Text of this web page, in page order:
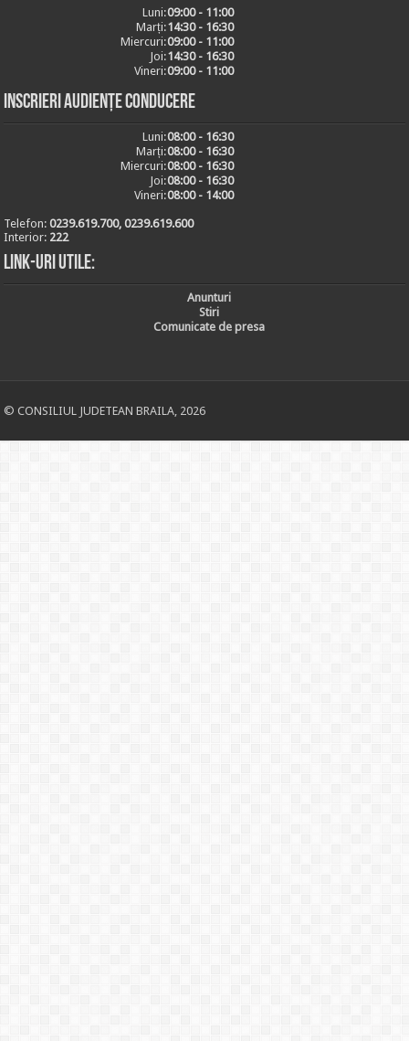
Luni:09:00 - 11:00
Marți:14:30 - 16:30
Miercuri:09:00 - 11:00
Joi:14:30 - 16:30
Vineri:09:00 - 11:00
Inscrieri audiențe conducere
Luni:08:00 - 16:30
Marți:08:00 - 16:30
Miercuri:08:00 - 16:30
Joi:08:00 - 16:30
Vineri:08:00 - 14:00
Telefon:0239.619.700, 0239.619.600
Interior: 222
Link-uri utile:
Anunturi
Stiri
Comunicate de presa
© CONSILIUL JUDETEAN BRAILA, 2026